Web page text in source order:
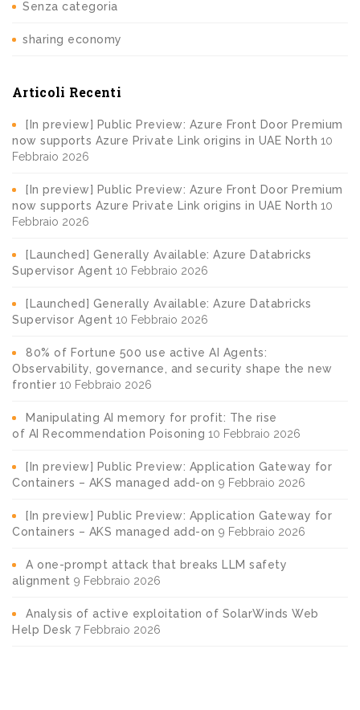
Senza categoria
sharing economy
Articoli Recenti
[In preview] Public Preview: Azure Front Door Premium
now supports Azure Private Link origins in UAE North 10
Febbraio 2026
[In preview] Public Preview: Azure Front Door Premium
now supports Azure Private Link origins in UAE North 10
Febbraio 2026
[Launched] Generally Available: Azure Databricks
Supervisor Agent 10 Febbraio 2026
[Launched] Generally Available: Azure Databricks
Supervisor Agent 10 Febbraio 2026
80% of Fortune 500 use active AI Agents:
Observability, governance, and security shape the new
frontier 10 Febbraio 2026
Manipulating AI memory for profit: The rise
of AI Recommendation Poisoning 10 Febbraio 2026
[In preview] Public Preview: Application Gateway for
Containers – AKS managed add-on 9 Febbraio 2026
[In preview] Public Preview: Application Gateway for
Containers – AKS managed add-on 9 Febbraio 2026
A one-prompt attack that breaks LLM safety
alignment 9 Febbraio 2026
Analysis of active exploitation of SolarWinds Web
Help Desk 7 Febbraio 2026